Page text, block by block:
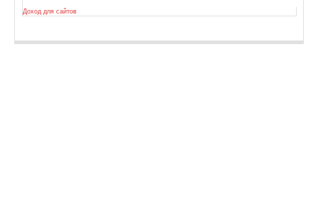
Доход для сайтов